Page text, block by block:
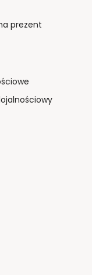
prezent